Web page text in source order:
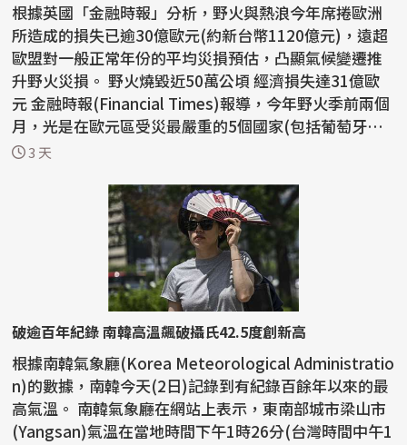
根據英國「金融時報」分析，野火與熱浪今年席捲歐洲
所造成的損失已逾30億歐元(約新台幣1120億元)，遠超
歐盟對一般正常年份的平均災損預估，凸顯氣候變遷推
升野火災損。 野火燒毀近50萬公頃 經濟損失達31億歐
元 金融時報(Financial Times)報導，今年野火季前兩個
月，光是在歐元區受災最嚴重的5個國家(包括葡萄牙、
希...3 天
破逾百年紀錄 南韓高溫飆破攝氏42.5度創新高
根據南韓氣象廳(Korea Meteorological Administratio
n)的數據，南韓今天(2日)記錄到有紀錄百餘年以來的最
高氣溫。 南韓氣象廳在網站上表示，東南部城市梁山市
(Yangsan)氣溫在當地時間下午1時26分(台灣時間中午1